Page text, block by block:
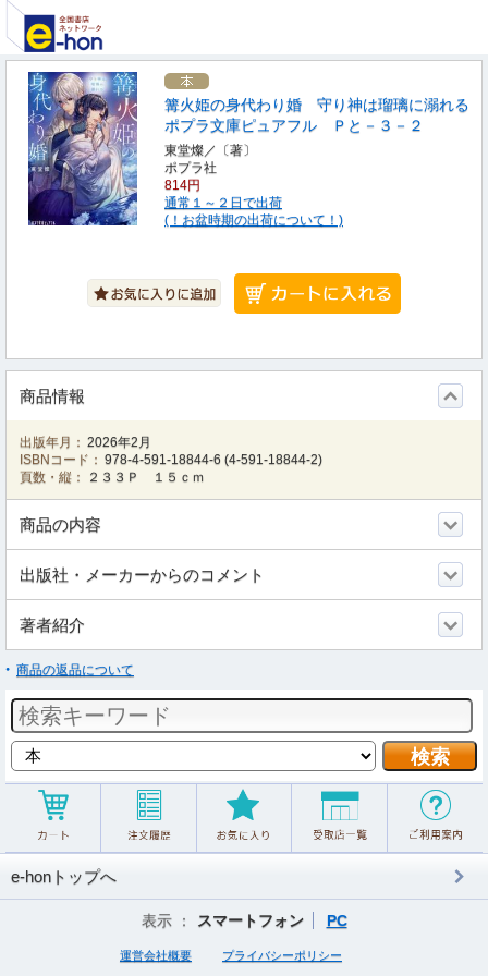
篝火姫の身代わり婚 守り神は瑠璃に溺れる
ポプラ文庫ピュアフル Ｐと－３－２
東堂燦／〔著〕
ポプラ社
814円
通常１～２日で出荷
(！お盆時期の出荷について！)
商品情報
出版年月： 2026年2月
ISBNコード： 978-4-591-18844-6 (4-591-18844-2)
頁数・縦：
２３３Ｐ １５ｃｍ
商品の内容
出版社・メーカーからのコメント
著者紹介
商品の返品について
e-honトップへ
表示 ： スマートフォン PC
運営会社概要 プライバシーポリシー